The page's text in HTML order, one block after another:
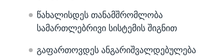
წახალისდეს თანამშრომლობა
სამართლებრივი სისტემის შიგნით
გაფართოვდეს ანგარიშვალდებულება